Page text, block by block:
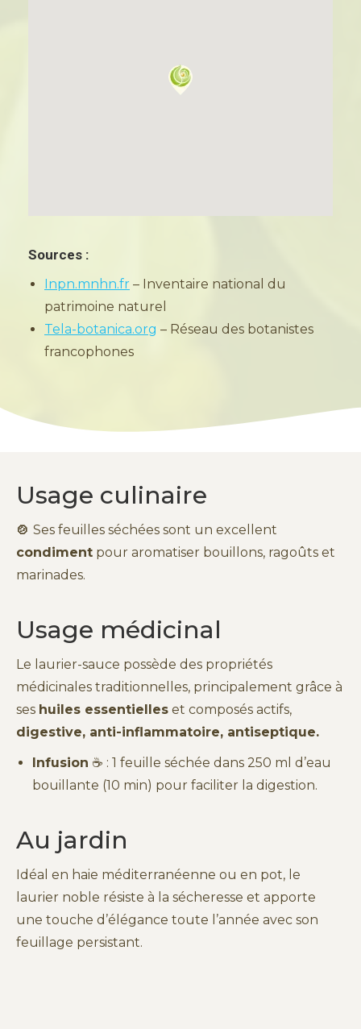
Sources :
Inpn.mnhn.fr – Inventaire national du
patrimoine naturel
Tela-botanica.org – Réseau des botanistes
francophones
Usage culinaire
🍲 Ses feuilles séchées sont un excellent
condiment pour aromatiser bouillons, ragoûts et
marinades.
Usage médicinal
Le laurier-sauce possède des propriétés
médicinales traditionnelles, principalement grâce à
ses huiles essentielles et composés actifs,
digestive, anti-inflammatoire, antiseptique.
Infusion ☕ : 1 feuille séchée dans 250 ml d’eau
bouillante (10 min) pour faciliter la digestion.
Au jardin
Idéal en haie méditerranéenne ou en pot, le
laurier noble résiste à la sécheresse et apporte
une touche d’élégance toute l’année avec son
feuillage persistant.